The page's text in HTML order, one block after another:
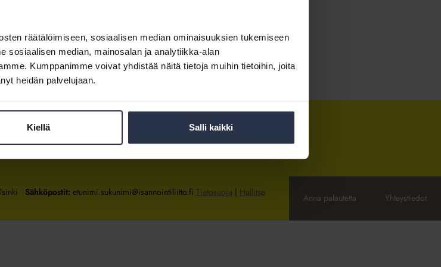
räätälöimiseen, sosiaalisen median ominaisuuksien tukemiseen
sosiaalisen median, mainosalan ja analytiikka-alan
Kumppanimme voivat yhdistää näitä tietoja muihin tietoihin, joita
heidän palvelujaan.
Kiellä Salli kaikki
Kirjaudu sisään
Tietoa jäsenyydestä
Sähköpostit: etunimi.sukunimi@isannointiliitto.fi Tietosuoja | Hallitse
Anna palautetta Yhteystiedot